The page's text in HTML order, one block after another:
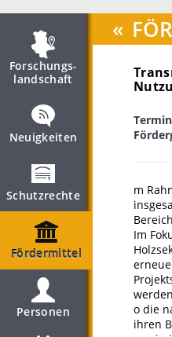
Forschungs­
landschaft
Neuigkeiten
Schutzrechte
Fördermittel
Personen
«
m
Im
o die
ihren